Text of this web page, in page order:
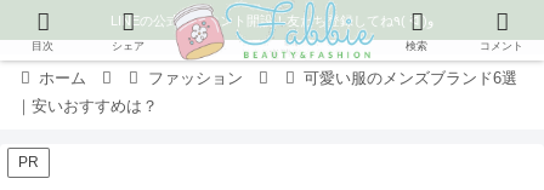
LINEの公式アカウント開設！友だち登録してね٩( ᐛ )و
ホーム ファッション
可愛い服のメンズブランド6選
｜安いおすすめは？
PR
目次 シェア 検索 コメント